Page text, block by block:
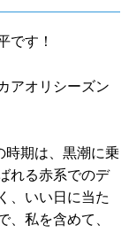
です！
アオリシーズン
時期は、黒潮に乗
れる赤系でのデ
、いい日に当た
、私を含めて、